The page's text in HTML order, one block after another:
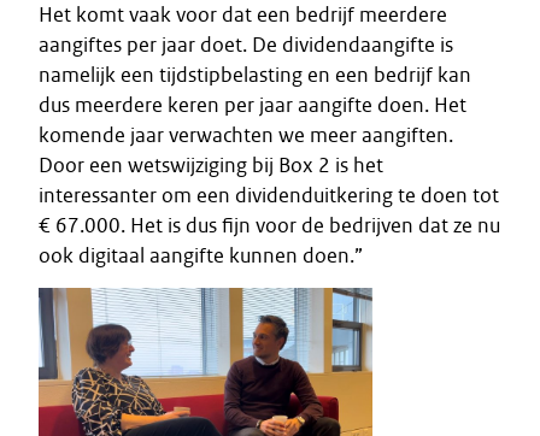
Het komt vaak voor dat een bedrijf meerdere
aangiftes per jaar doet. De dividendaangifte is
namelijk een tijdstipbelasting en een bedrijf kan
dus meerdere keren per jaar aangifte doen. Het
komende jaar verwachten we meer aangiften.
Door een wetswijziging bij Box 2 is het
interessanter om een dividenduitkering te doen tot
€ 67.000. Het is dus fijn voor de bedrijven dat ze nu
ook digitaal aangifte kunnen doen.”